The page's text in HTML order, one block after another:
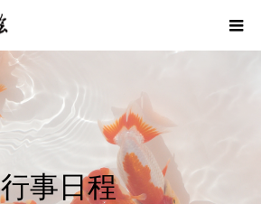
行事日程